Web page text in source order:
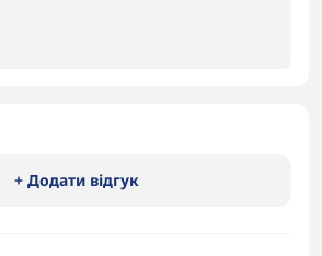
+ Додати відгук